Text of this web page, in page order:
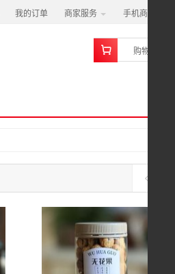
我的订单 商家服务 手机商城
购物车